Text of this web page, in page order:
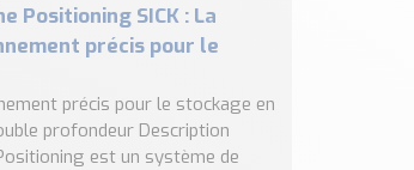
Positioning SICK : La
précis pour le
précis pour le stockage en
profondeur Description
est un système de